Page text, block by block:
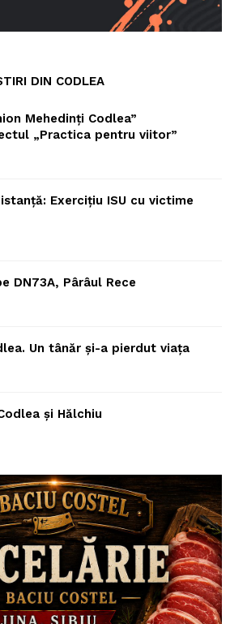
DIN CODLEA
Mehedinți Codlea”
„Practica pentru viitor”
Exercițiu ISU cu victime
DN73A, Pârâul Rece
Un tânăr și-a pierdut viața
și Hălchiu